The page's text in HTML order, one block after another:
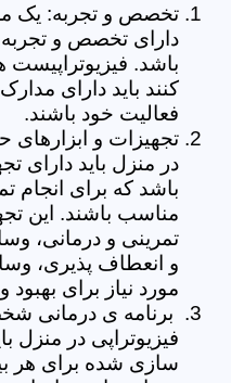
تخصص و تجربه: یک
دارای تخصص و تجربه
باشد. فیزیوتراپیست
کنند باید دارای
فعالیت خود باشند.
تجهیزات و ابزارهای
در منزل باید دارای
باشد که برای انجام
مناسب باشند. این
تمرینی و درمانی،
و انعطاف پذیری،
مورد نیاز برای
برنامه ی درمانی
فیزیوتراپی در منزل
سازی شده برای هر